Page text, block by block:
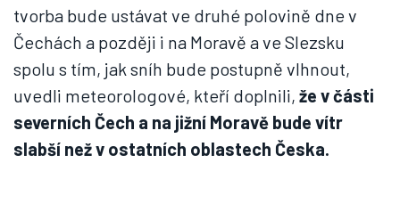
tvorba bude ustávat ve druhé polovině dne v
Čechách a později i na Moravě a ve Slezsku
spolu s tím, jak sníh bude postupně vlhnout,
uvedli meteorologové, kteří doplnili, že v části
severních Čech a na jižní Moravě bude vítr
slabší než v ostatních oblastech Česka.